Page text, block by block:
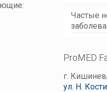
Частые
ProMED
г. Кишинев,
ул. Н.